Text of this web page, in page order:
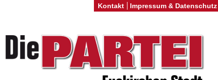
Kontakt Impressum & Datenschutz